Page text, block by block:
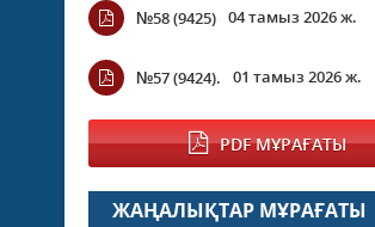
№58 (9425) 04 тамыз 2026 ж.
№57 (9424). 01 тамыз 2026 ж.
PDF МҰРАҒАТЫ
ЖАҢАЛЫҚТАР МҰРАҒАТЫ